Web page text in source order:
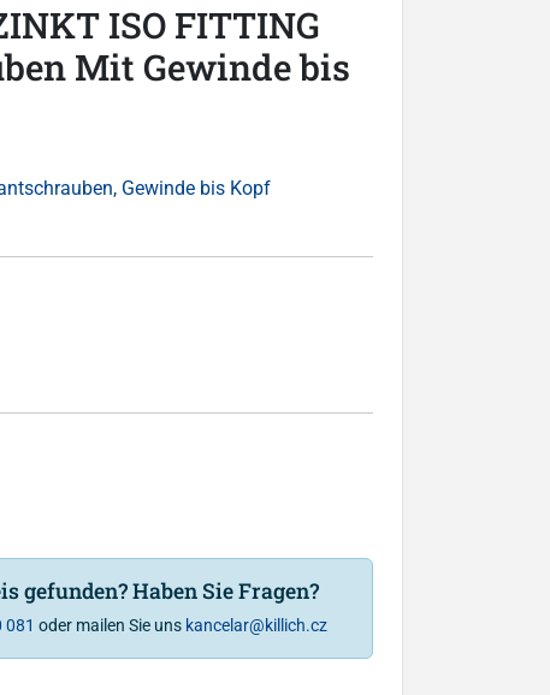
ISO FITTING
Mit Gewinde bis
Gewinde bis Kopf
gefunden? Haben Sie Fragen?
081 oder mailen Sie uns kancelar@killich.cz